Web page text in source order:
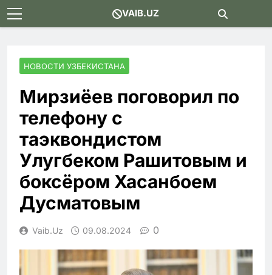
Skip
to
VAIB.UZ
НОВОСТИ УЗБЕКИСТАНА
Мирзиёев поговорил по
телефону с
таэквондистом
Улугбеком Рашитовым и
боксёром Хасанбоем
Дусматовым
Vaib.uz 09.08.2024 0